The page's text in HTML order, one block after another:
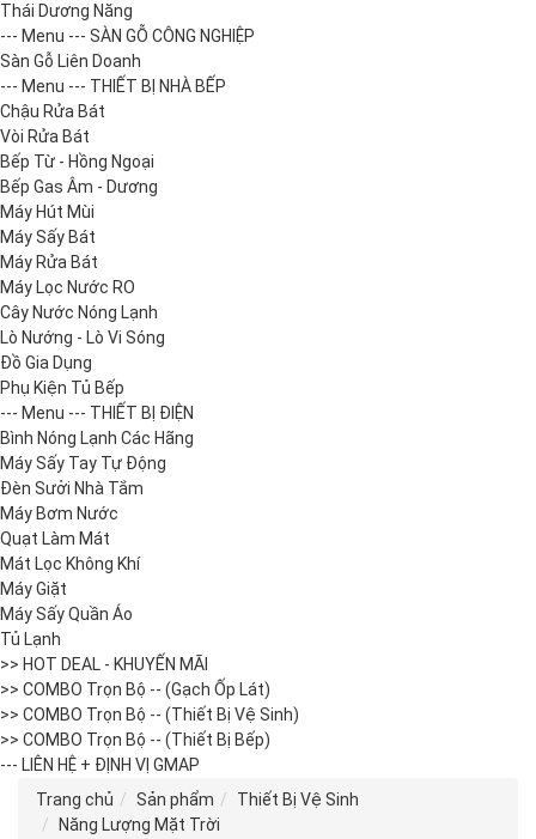
Thái Dương Năng
--- Menu --- SÀN GỖ CÔNG NGHIỆP
Sàn Gỗ Liên Doanh
--- Menu --- THIẾT BỊ NHÀ BẾP
Chậu Rửa Bát
Vòi Rửa Bát
Bếp Từ - Hồng Ngoại
Bếp Gas Âm - Dương
Máy Hút Mùi
Máy Sấy Bát
Máy Rửa Bát
Máy Lọc Nước RO
Cây Nước Nóng Lạnh
Lò Nướng - Lò Vi Sóng
Đồ Gia Dụng
Phụ Kiện Tủ Bếp
--- Menu --- THIẾT BỊ ĐIỆN
Bình Nóng Lạnh Các Hãng
Máy Sấy Tay Tự Động
Đèn Sưởi Nhà Tắm
Máy Bơm Nước
Quạt Làm Mát
Mát Lọc Không Khí
Máy Giặt
Máy Sấy Quần Áo
Tủ Lạnh
>> HOT DEAL - KHUYẾN MÃI
>> COMBO Trọn Bộ -- (Gạch Ốp Lát)
>> COMBO Trọn Bộ -- (Thiết Bị Vệ Sinh)
>> COMBO Trọn Bộ -- (Thiết Bị Bếp)
--- LIÊN HỆ + ĐỊNH VỊ GMAP
Trang chủ
Sản phẩm
Thiết Bị Vệ Sinh
Năng Lượng Mặt Trời